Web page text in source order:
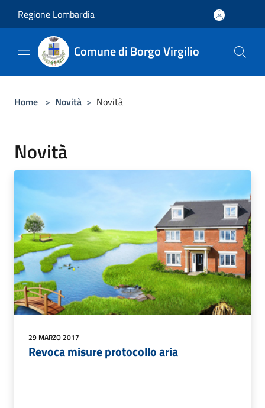
Regione Lombardia
Comune di Borgo Virgilio
Home > Novità > Novità
Novità
29 MARZO 2017
Revoca misure protocollo aria